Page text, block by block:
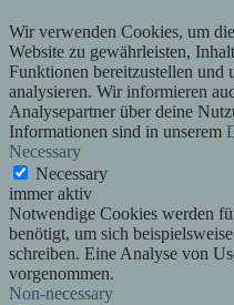
Wir verwenden Cookies, um
Website zu gewährleisten,
Funktionen bereitzustellen und
analysieren. Wir informieren
Analysepartner über deine
Informationen sind in unserem
Necessary
Necessary
immer aktiv
Notwendige Cookies werden
benötigt, um sich
schreiben. Eine Analyse von
vorgenommen.
Non-necessary